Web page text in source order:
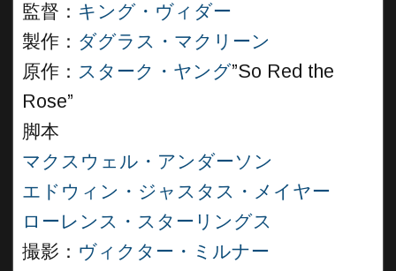
監督： キング・ヴィダー
製作： ダグラス・マクリーン
原作： スターク・ヤング”So Red the
Rose”
脚本
マクスウェル・アンダーソン
エドウィン・ジャスタス・メイヤー
ローレンス・スターリングス
撮影： ヴィクター・ミルナー